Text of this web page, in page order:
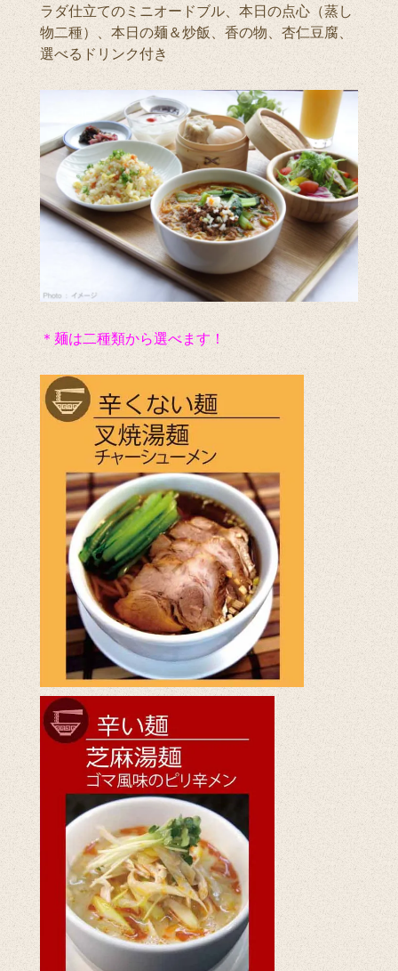
ラダ仕立てのミニオードブル、本日の点心（蒸し
物二種）、本日の麺＆炒飯、香の物、杏仁豆腐、
選べるドリンク付き
＊麺は二種類から選べます！